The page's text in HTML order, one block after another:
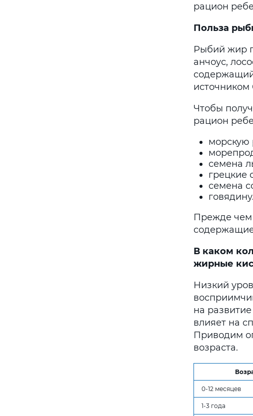
рацион
Польза
Рыбий жир
анчоус,
источником
Чтобы
рацион
морскую
семена
грецкие
семена
говядину.
Прежде чем
содержащие
В каком
жирные
Низкий
на
влияет на
Приводим
возраста.
0-12 месяцев
1-3 года